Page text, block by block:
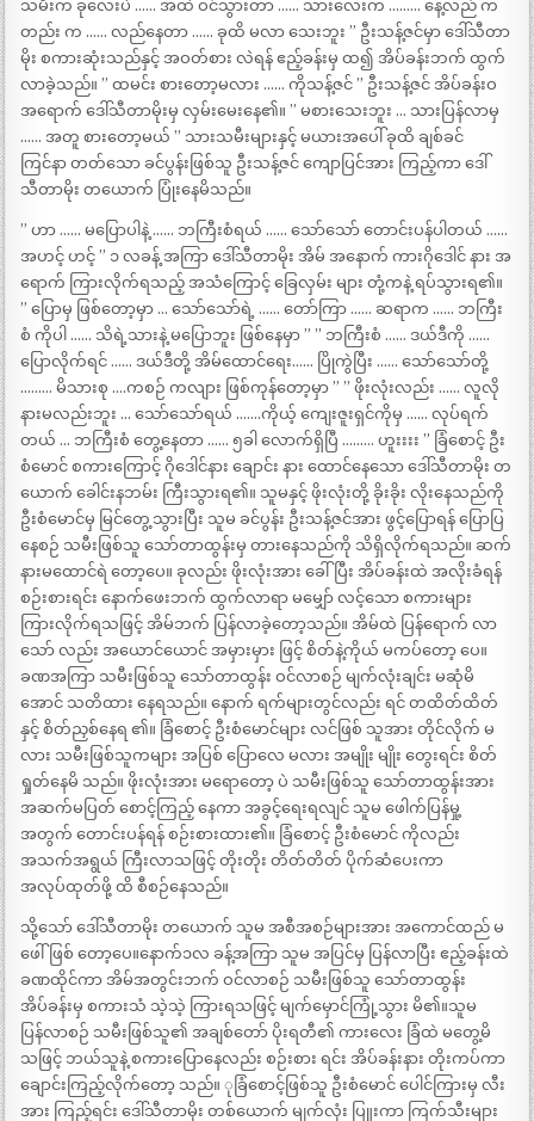
သမီးက ခုလေးပဲ …… အထဲ ဝင်သွားတာ …… သားလေးက ……… နေ့လည် က
တည်း က …… လည်နေတာ …… ခုထိ မလာ သေးဘူး ” ဦးသန့်ဇင်မှာ ဒေါ်သီတာ
မိုး စကားဆုံးသည်နှင့် အဝတ်စား လဲရန် ဧည့်ခန်းမှ ထ၍ အိပ်ခန်းဘက် ထွက်
လာခဲ့သည်။ ” ထမင်း စားတော့မလား …… ကိုသန့်ဇင် ” ဦးသန့်ဇင် အိပ်ခန်းဝ
အရောက် ဒေါ်သီတာမိုးမှ လှမ်းမေးနေ၏။ ” မစားသေးဘူး … သားပြန်လာမှ
…… အတူ စားတော့မယ် ” သားသမီးများနှင့် မယားအပေါ် ခုထိ ချစ်ခင်
ကြင်နာ တတ်သော ခင်ပွန်းဖြစ်သူ ဦးသန့်ဇင် ကျောပြင်အား ကြည့်ကာ ဒေါ်
သီတာမိုး တယောက် ပြုံးနေမိသည်။
” ဟာ …… မပြောပါနဲ့ …… ဘကြီးစံရယ် …… သော်သော် တောင်းပန်ပါတယ် ……
အဟင့် ဟင့် ” ၁ လခန့် အကြာ ဒေါ်သီတာမိုး အိမ် အနောက် ကားဂိုဒေါင် နား အ
ရောက် ကြားလိုက်ရသည့် အသံကြောင့် ခြေလှမ်း များ တုံ့ကနဲ့ ရပ်သွားရ၏။
” ပြောမှ ဖြစ်တော့မှာ … သော်သော်ရဲ့ …… တော်ကြာ …… ဆရာက …… ဘကြီး
စံ ကိုပါ …… သိရဲ့သားနဲ့ မပြောဘူး ဖြစ်နေမှာ ” ” ဘကြီးစံ …… ဒယ်ဒီကို ……
ပြောလိုက်ရင် …… ဒယ်ဒီတို့ အိမ်ထောင်ရေး…… ပြိုကွဲပြီး …… သော်သော်တို့
……… မိသားစု ….ကစဉ် ကလျား ဖြစ်ကုန်တော့မှာ ” ” ဖိုးလုံးလည်း …… လူလို
နားမလည်းဘူး … သော်သော်ရယ် …….ကိုယ့် ကျေးဇူးရှင်ကိုမှ …… လုပ်ရက်
တယ် … ဘကြီးစံ တွေ့နေတာ …… ၅ခါ လောက်ရှိပြီ ……… ဟူးးးး ” ခြံစောင့် ဦး
စံမောင် စကားကြောင့် ဂိုဒေါင်နား ချောင်း နား ထောင်နေသော ဒေါ်သီတာမိုး တ
ယောက် ခေါင်းနဘမ်း ကြီးသွားရ၏။ သူမနှင့် ဖိုးလုံးတို့ ခိုးခိုး လိုးနေသည်ကို
ဦးစံမောင်မှ မြင်တွေ့သွားပြီး သူမ ခင်ပွန်း ဦးသန့်ဇင်အား ဖွင့်ပြောရန် ပြောပြ
နေစဉ် သမီးဖြစ်သူ သော်တာထွန်းမှ တားနေသည်ကို သိရှိလိုက်ရသည်။ ဆက်
နားမထောင်ရဲ တော့ပေ။ ခုလည်း ဖိုးလုံးအား ခေါ်ပြီး အိပ်ခန်းထဲ အလိုးခံရန်
စဉ်းစားရင်း နောက်ဖေးဘက် ထွက်လာရာ မမျှော် လင့်သော စကားများ
ကြားလိုက်ရသဖြင့် အိမ်ဘက် ပြန်လာခဲ့တော့သည်။ အိမ်ထဲ ပြန်ရောက် လာ
သော် လည်း အယောင်ယောင် အမှားမှား ဖြင့် စိတ်နဲ့ကိုယ် မကပ်တော့ ပေ။
ခဏအကြာ သမီးဖြစ်သူ သော်တာထွန်း ဝင်လာစဉ် မျက်လုံးချင်း မဆုံမိ
အောင် သတိထား နေရသည်။ နောက် ရက်များတွင်လည်း ရင် တထိတ်ထိတ်
နှင့် စိတ်ညှစ်နေရ ၏။ ခြံစောင့် ဦးစံမောင်များ လင်ဖြစ် သူအား တိုင်လိုက် မ
လား သမီးဖြစ်သူကများ အပြစ် ပြောလေ မလား အမျိုး မျိုး တွေးရင်း စိတ်
ရှုတ်နေမိ သည်။ ဖိုးလုံးအား မရောတော့ ပဲ သမီးဖြစ်သူ သော်တာထွန်းအား
အဆက်မပြတ် စောင့်ကြည့် နေကာ အခွင့်ရေးရလျင် သူမ ဖေါက်ပြန်မှု့
အတွက် တောင်းပန်ရန် စဉ်းစားထား၏။ ခြံစောင့် ဦးစံမောင် ကိုလည်း
အသက်အရွယ် ကြီးလာသဖြင့် တိုးတိုး တိတ်တိတ် ပိုက်ဆံပေးကာ
အလုပ်ထုတ်ဖို့ ထိ စီစဉ်နေသည်။
သို့သော် ဒေါ်သီတာမိုး တယောက် သူမ အစီအစဉ်များအား အကောင်ထည် မ
ဖေါ်ဖြစ် တော့ပေ။နောက်၁လ ခန့်အကြာ သူမ အပြင်မှ ပြန်လာပြီး ဧည့်ခန်းထဲ
ခဏထိုင်ကာ အိမ်အတွင်းဘက် ဝင်လာစဉ် သမီးဖြစ်သူ သော်တာထွန်း
အိပ်ခန်းမှ စကားသံ သဲ့သဲ့ ကြားရသဖြင့် မျက်မှောင်ကြုံ့သွား မိ၏။သူမ
ပြန်လာစဉ် သမီးဖြစ်သူ၏ အချစ်တော် ပိုးရတီ၏ ကားလေး ခြံထဲ မတွေ့မိ
သဖြင့် ဘယ်သူနဲ့ စကားပြောနေလည်း စဉ်းစား ရင်း အိပ်ခန်းနား တိုးကပ်ကာ
ချောင်းကြည့်လိုက်တော့ သည်။ ုခြံစောင့်ဖြစ်သူ ဦးစံမောင် ပေါင်ကြားမှ လီး
အား ကြည့်ရင်း ဒေါ်သီတာမိုး တစ်ယောက် မျက်လုံး ပြူးကာ ကြက်သီးများ